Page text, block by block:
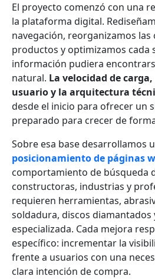
El proyecto comenzó con una
la plataforma digital.
navegación, reorganizamos las
productos y optimizamos cada
información pudiera
natural. La velocidad de
usuario y la arquitectura
desde el inicio para ofrecer un
preparado para crecer de
Sobre esa base desarrollamos
posicionamiento de páginas
comportamiento de búsqueda
constructoras, industrias y
requieren herramientas,
soldadura, discos diamantados
especializada. Cada mejora
específico: incrementar la
frente a usuarios con una
clara intención de compra.